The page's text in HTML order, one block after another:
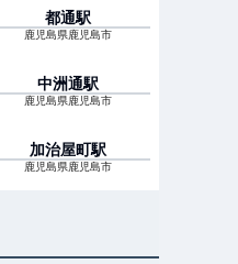
都通駅
鹿児島県鹿児島市
中洲通駅
鹿児島県鹿児島市
加治屋町駅
鹿児島県鹿児島市